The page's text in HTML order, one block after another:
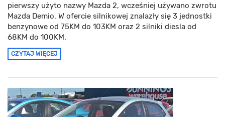
pierwszy użyto nazwy Mazda 2, wcześniej używano zwrotu
Mazda Demio. W ofercie silnikowej znalazły się 3 jednostki
benzynowe od 75KM do 103KM oraz 2 silniki diesla od
68KM do 100KM.
CZYTAJ WIĘCEJ